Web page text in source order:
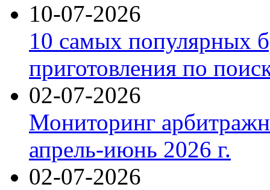
10-07-2026
10 самых популярных
приготовления по
02-07-2026
Мониторинг
апрель-июнь 2026 г.
02-07-2026